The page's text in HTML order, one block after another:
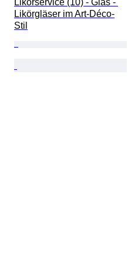
Likörservice (10) - Glas -
Likörgläser im Art-Déco-
Stil